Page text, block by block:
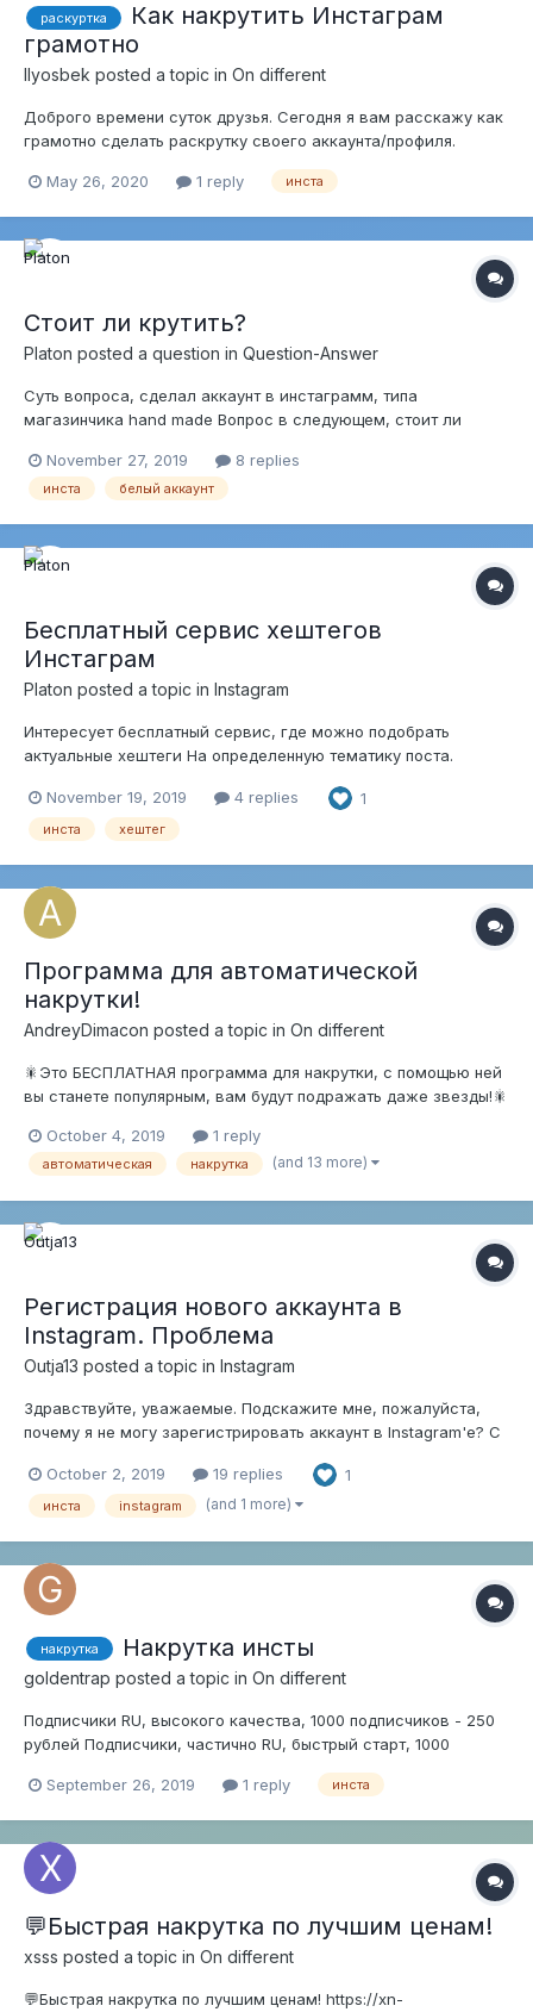
раскуртка
Как накрутить Инстаграм
грамотно
Ilyosbek posted a topic in On different
Доброго времени суток друзья. Сегодня я вам расскажу как
грамотно сделать раскрутку своего аккаунта/профиля.
то она выдавала огромные результаты но как и любая
профитных способов раск...
May 26, 2020 1 reply инста
Стоит ли крутить?
Platon posted a question in Question-Answer
Суть вопроса, сделал аккаунт в инстаграмм, типа
магазинчика hand made Вопрос в следующем, стоит ли
"белыми методами"? На данный момент закинул несколько
постов, хештеги описание все есть Не много подписались
November 27, 2019 8 replies
инста белый аккаунт
Бесплатный сервис хештегов
Инстаграм
Platon posted a topic in Instagram
Интересует бесплатный сервис, где можно подобрать
актуальные хештеги На определенную тематику поста.
November 19, 2019 4 replies 1
инста хештег
Программа для автоматической
накрутки!
AndreyDimacon posted a topic in On different
🎇Это БЕСПЛАТНАЯ программа для накрутки, с помощью ней
вы станете популярным, вам будут подражать даже звезды!🎇
Можно поставить галочку на 😎автоматической накрутке😎
ПРОГРАММА БУДЕТ ЗАРАБАТЫВАТЬ ВАМ ВАЛЮТУ САМА, А
October 4, 2019 1 reply
автоматическая накрутка (and 13 more)
Регистрация нового аккаунта в
Instagram. Проблема
Outja13 posted a topic in Instagram
Здравствуйте, уважаемые. Подскажите мне, пожалуйста,
почему я не могу зарегистрировать аккаунт в Instagram'e? С
происходит. С компа "К сожалению, во время создания
аккаунта произошла ошибка. Повторите попытку позже." В
October 2, 2019 19 replies 1
инста instagram (and 1 more)
накрутка Накрутка инсты
goldentrap posted a topic in On different
Подписчики RU, высокого качества, 1000 подписчиков - 250
рублей Подписчики, частично RU, быстрый старт, 1000
нестабильные 1000 подписчиков - 130 рублей Быстрые
пост, стандарт 100...
September 26, 2019 1 reply инста
💬Быстрая накрутка по лучшим ценам!
xsss posted a topic in On different
💬Быстрая накрутка по лучшим ценам! https://xn-